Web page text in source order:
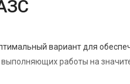
вариант для
работы на